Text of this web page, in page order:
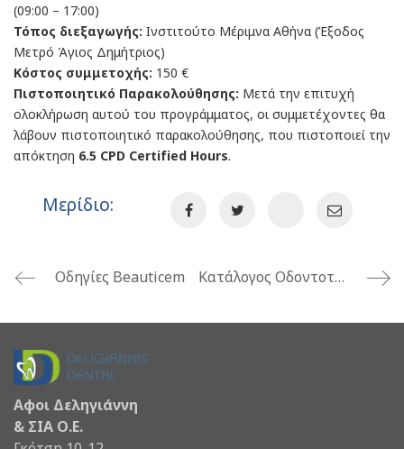
(09:00 – 17:00)
Τόπος διεξαγωγής: Ινστιτούτο Μέριμνα Αθήνα (Έξοδος
Μετρό Άγιος Δημήτριος)
Κόστος συμμετοχής: 150 €
Πιστοποιητικό Παρακολούθησης: Μετά την επιτυχή
ολοκλήρωση αυτού του προγράμματος, οι συμμετέχοντες θα
λάβουν πιστοποιητικό παρακολούθησης, που πιστοποιεί την
απόκτηση 6.5 CPD Certified Hours.
Μερίδιο:
Οδηγίες Beauticem Κατάλογος Οδοντοτεχνικών Προιόντων 2017 2018
Αφοι Δεληγιάννη
& ΣΙΑ Ο.Ε.